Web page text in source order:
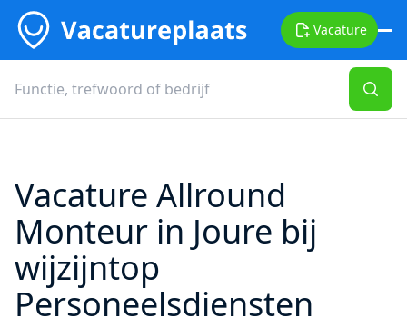
Vacature
Vacature Allround
Monteur in Joure bij
wijzijntop
Personeelsdiensten